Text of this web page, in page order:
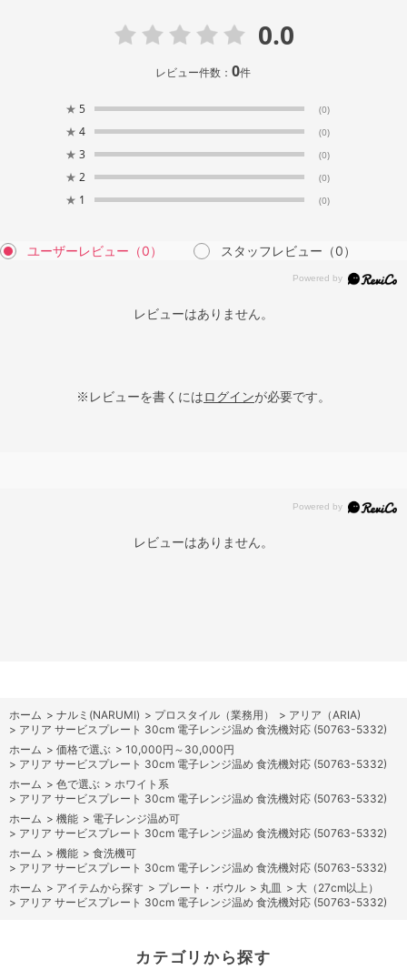
0.0
レビュー件数：0件
★ 5 (0)
★ 4 (0)
★ 3 (0)
★ 2 (0)
★ 1 (0)
ユーザーレビュー （0） スタッフレビュー （0）
レビューはありません。
※レビューを書くにはログインが必要です。
レビューはありません。
ホーム > ナルミ(NARUMI) > プロスタイル（業務用） > アリア（ARIA)
> アリア サービスプレート 30cm 電子レンジ温め 食洗機対応 (50763-5332)
ホーム > 価格で選ぶ > 10,000円～30,000円
> アリア サービスプレート 30cm 電子レンジ温め 食洗機対応 (50763-5332)
ホーム > 色で選ぶ > ホワイト系
> アリア サービスプレート 30cm 電子レンジ温め 食洗機対応 (50763-5332)
ホーム > 機能 > 電子レンジ温め可
> アリア サービスプレート 30cm 電子レンジ温め 食洗機対応 (50763-5332)
ホーム > 機能 > 食洗機可
> アリア サービスプレート 30cm 電子レンジ温め 食洗機対応 (50763-5332)
ホーム > アイテムから探す > プレート・ボウル > 丸皿 > 大（27cm以上）
> アリア サービスプレート 30cm 電子レンジ温め 食洗機対応 (50763-5332)
カテゴリから探す